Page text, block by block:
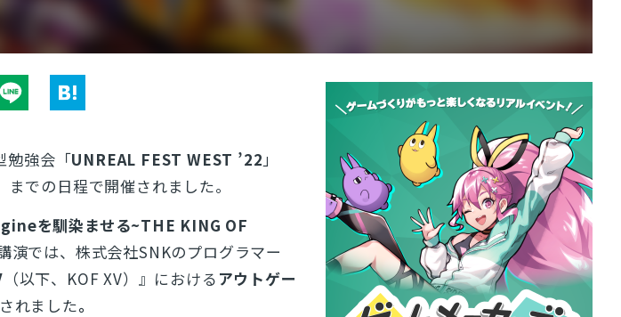
勉強会「UNREAL FEST WEST ’22」
での日程で開催されました。
を馴染ませる~THE KING OF
演では、株式会社SNKのプログラマー
（以下、KOF XV）』における アウトゲー
れました。